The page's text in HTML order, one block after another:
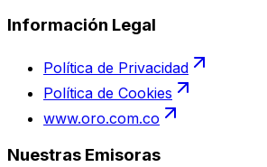
Información Legal
Política de Privacidad
Política de Cookies
www.oro.com.co
Nuestras Emisoras